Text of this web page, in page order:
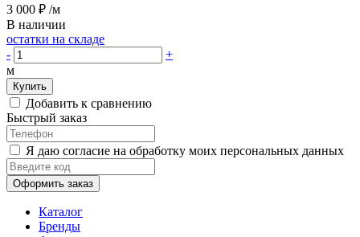
3 000 ₽ /м
В наличии
остатки на складе
-
+
м
Купить
Добавить к сравнению
Быстрый заказ
Я даю согласие на обработку моих персональных данных
Оформить заказ
Каталог
Бренды